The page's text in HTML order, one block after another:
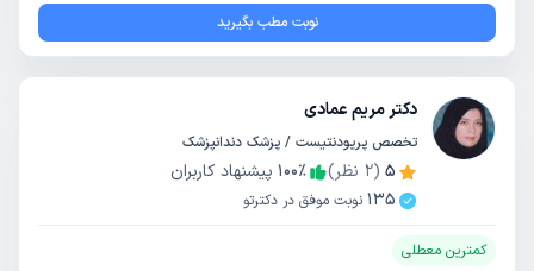
نوبت مطب بگیرید
دکتر مریم عمادی
تخصص پریودنتیست / پزشک دندانپزشک
5
(
2 نظر) 100٪
پیشنهاد کاربران
135 نوبت موفق در دکترتو
کمترین معطلی